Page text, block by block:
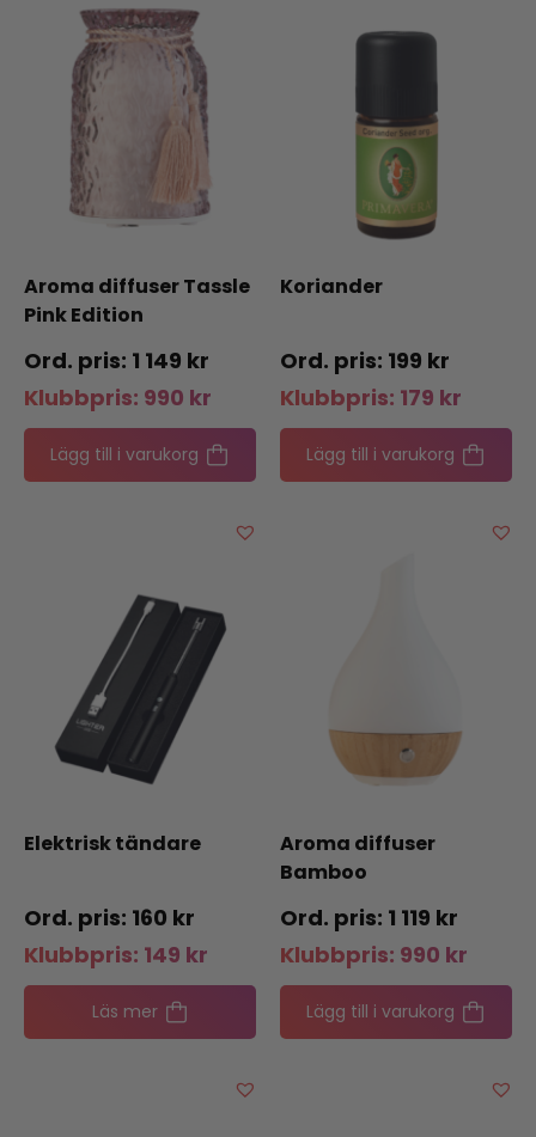
Aroma diffuser Tassle
Pink Edition
1 149 kr
Klubbpris: 990 kr
Lägg till i varukorg
Koriander
199 kr
Klubbpris: 179 kr
Lägg till i varukorg
Elektrisk tändare
160 kr
Klubbpris: 149 kr
Läs mer
Aroma diffuser
Bamboo
1 119 kr
Klubbpris: 990 kr
Lägg till i varukorg